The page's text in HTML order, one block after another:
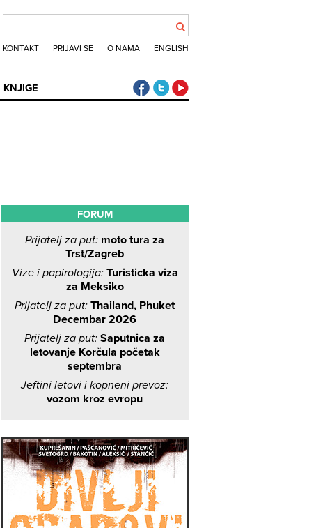
KONTAKT PRIJAVI SE O NAMA ENGLISH
KNJIGE Klub putnika Facebook
Klub putnika Twitter
FORUM
Prijatelj za put: moto tura za
Trst/Zagreb
Vize i papirologija: Turisticka viza
za Meksiko
Prijatelj za put: Thailand, Phuket
Decembar 2026
Prijatelj za put: Saputnica za
letovanje Korčula početak
septembra
Jeftini letovi i kopneni prevoz:
vozom kroz evropu